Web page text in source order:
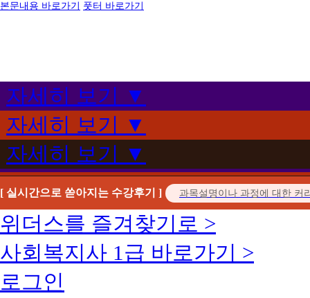
본문내용 바로가기 풋터 바로가기
자세히 보기 ▼
자세히 보기 ▼
자세히 보기 ▼
[ 실시간으로 쏟아지는 수강후기 ]
위더스를 즐겨찾기로 >
사회복지사 1급 바로가기 >
로그인